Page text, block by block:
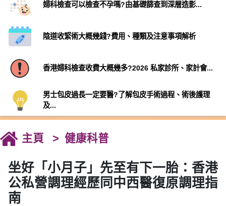
婦科檢查可以檢查不孕嗎?由基礎篩查到深層造影...
陰道收緊術大概幾錢?費用、種類及注意事項解析
香港婦科檢查收費大概幾多?2026 私家診所、家計會...
男士包皮過長一定要醫?了解包皮手術過程、術後護理
及...
主頁 健康科普
坐好「小月子」先至有下一胎：香港
公私營調理經歷同中西醫復原調理指
南